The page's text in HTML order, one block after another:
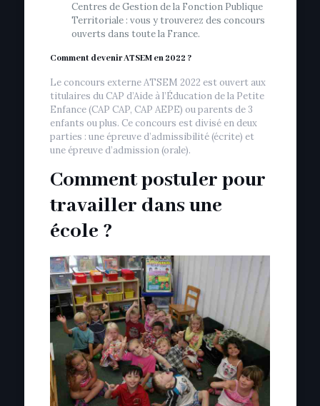
Centres de Gestion de la Fonction Publique
Territoriale : vous y trouverez des concours
ouverts dans toute la France.
Comment devenir ATSEM en 2022 ?
Le concours externe ATSEM 2022 est ouvert aux
titulaires du CAP d’Aide à l’Éducation de la Petite
Enfance (CAP CAP, CAP AEPE) ou parents de 3
enfants ou plus. Ce concours est divisé en deux
parties : une épreuve d’admissibilité (écrite) et
une épreuve d’admission (orale).
Comment postuler pour
travailler dans une
école ?